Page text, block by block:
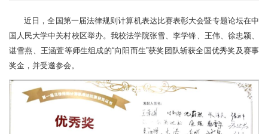
近日，全国第一届法律规则计算机表达比赛表彰大会暨专题论坛在中
国人民大学中关村校区举办。我校法学院张雪、李学锋、王伟、徐忠颖、
谌雪燕、王涵萱等师生组成的“向阳而生”获奖团队斩获全国优秀奖及赛事
奖金，并受邀参会。